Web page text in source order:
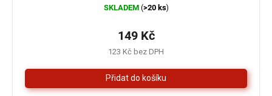
hodnocení
je
4,3
z
5
hvězdiček.
SKLADEM (>20 ks)
123 Kč bez DPH
149 Kč